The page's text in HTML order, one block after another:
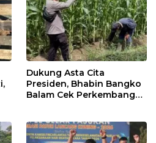
Dukung Asta Cita
Presiden, Bhabin Bangko
Balam Cek Perkembangan